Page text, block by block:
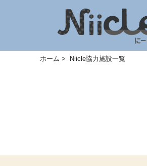
ホーム Niicle協力施設一覧